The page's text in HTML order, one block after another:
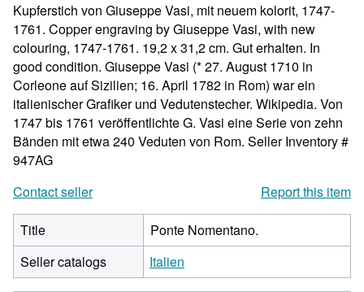
Kupferstich von Giuseppe Vasi, mit neuem kolorit, 1747-
1761. Copper engraving by Giuseppe Vasi, with new
colouring, 1747-1761. 19,2 x 31,2 cm. Gut erhalten. In
good condition. Giuseppe Vasi (* 27. August 1710 in
Corleone auf Sizilien; 16. April 1782 in Rom) war ein
italienischer Grafiker und Vedutenstecher. Wikipedia. Von
1747 bis 1761 veröffentlichte G. Vasi eine Serie von zehn
Bänden mit etwa 240 Veduten von Rom. Seller Inventory #
947AG
Contact seller
Report this item
Title
Ponte Nomentano.
Seller catalogs
Italien